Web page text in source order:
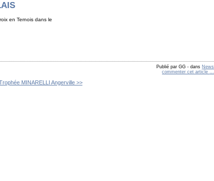
en Ternois dans le
Publié par GG - dans News
commenter cet article
MINARELLI Angerville >>